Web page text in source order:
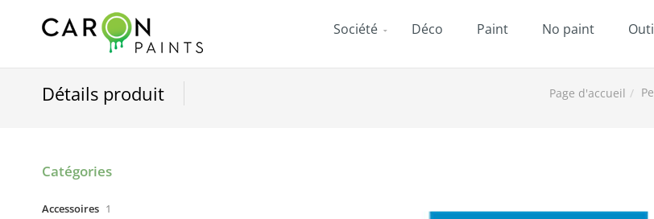
Société Déco Paint No paint
Détails produit Page d'accueil
Catégories
Accessoires 1